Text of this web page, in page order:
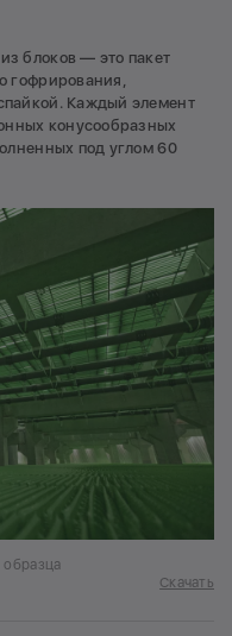
блоков — это пакет
гофрирования,
Каждый элемент
конусообразных
под углом 60
Скачать